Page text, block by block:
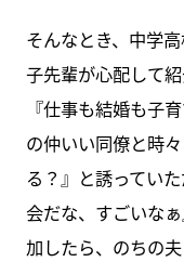
そんなとき、中学
子先輩が心配して
『仕事も結婚も子
の仲いい同僚と時
る？』と誘ってい
会だな、すごいな
加したら、のちの